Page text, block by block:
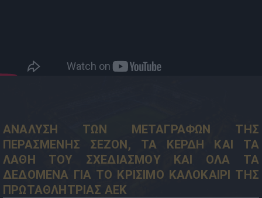
ΑΝΑΛΥΣΗ ΤΩΝ ΜΕΤΑΓΡΑΦΩΝ ΤΗΣ
ΠΕΡΑΣΜΕΝΗΣ ΣΕΖΟΝ, ΤΑ ΚΕΡΔΗ ΚΑΙ ΤΑ
ΛΑΘΗ ΤΟΥ ΣΧΕΔΙΑΣΜΟΥ ΚΑΙ ΟΛΑ ΤΑ
ΔΕΔΟΜΕΝΑ ΓΙΑ ΤΟ ΚΡΙΣΙΜΟ ΚΑΛΟΚΑΙΡΙ ΤΗΣ
ΠΡΩΤΑΘΛΗΤΡΙΑΣ ΑΕΚ